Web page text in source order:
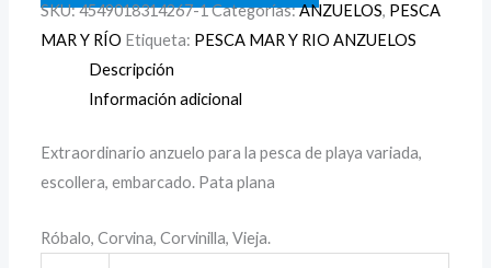
SKU:4549018314267-1Categorías:ANZUELOS, PESCA
MAR Y RÍO Etiqueta: PESCA MAR Y RIO ANZUELOS
Descripción
Información adicional
Extraordinario anzuelo para la pesca de playa variada,
escollera, embarcado. Pata plana
Róbalo, Corvina, Corvinilla, Vieja.